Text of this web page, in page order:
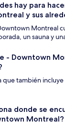
hay para
y sus
Montreal
un sauna y
- Downtown
que también
donde se
Montreal?